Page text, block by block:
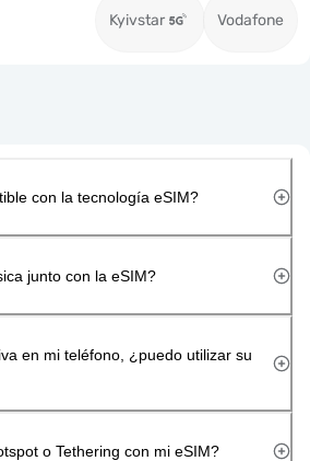
Kyivstar Vodafone
con la tecnología eSIM?
junto con la eSIM?
en mi teléfono, ¿puedo utilizar su
o Tethering con mi eSIM?